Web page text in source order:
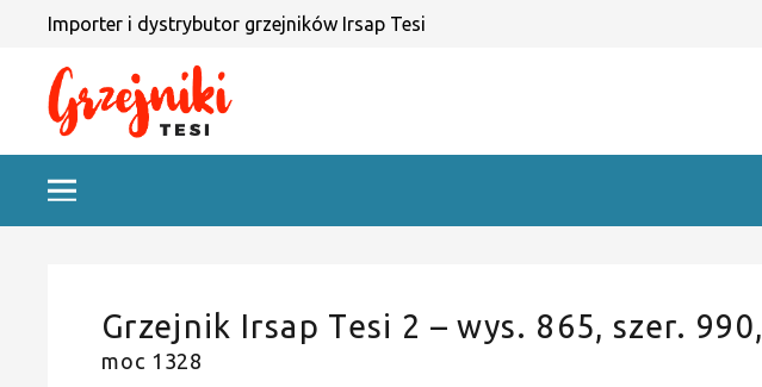
Importer i dystrybutor grzejników Irsap Tesi
Grzejnik Irsap Tesi 2 – wys. 865, szer. 990,
moc 1328